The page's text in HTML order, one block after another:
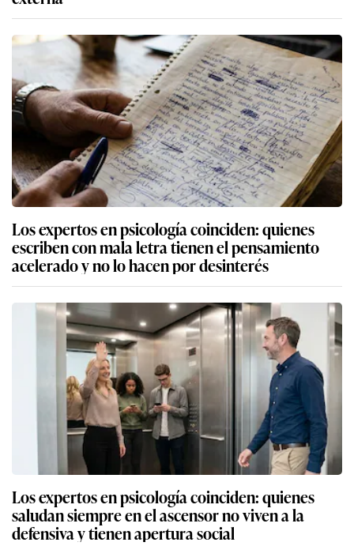
Los expertos en psicología coinciden: quienes
escriben con mala letra tienen el pensamiento
acelerado y no lo hacen por desinterés
Los expertos en psicología coinciden: quienes
saludan siempre en el ascensor no viven a la
defensiva y tienen apertura social